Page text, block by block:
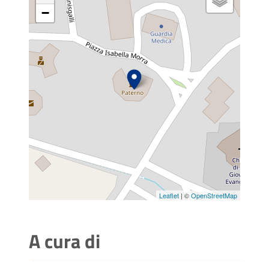
−
Leaflet | ©OpenStreetMap
A cura di